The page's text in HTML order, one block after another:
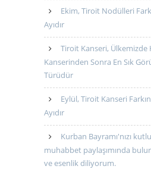
Ekim, Tiroit Nodülleri
Ayıdır
Tiroit Kanseri, Ülkemizde
Kanserinden Sonra En Sık
Türüdür
Eylül, Tiroit Kanseri
Ayıdır
Kurban Bayramı'nızı
muhabbet paylaşımında
ve esenlik diliyorum.